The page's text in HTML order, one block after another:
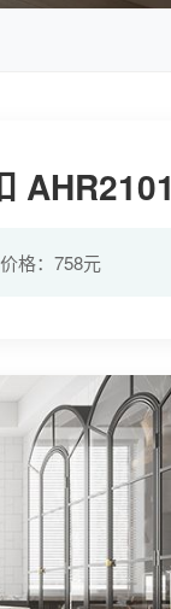
AHR2101
格：758元